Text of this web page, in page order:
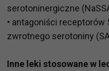
serotoninergiczne
• antagoniści
zwrotnego serotoniny
Inne leki stosowane w